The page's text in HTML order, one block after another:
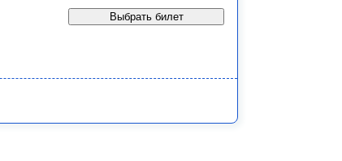
Выбрать билет